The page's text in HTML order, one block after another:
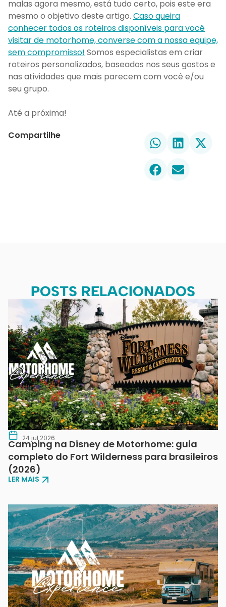
malas agora mesmo, está tudo certo, pois este era
mesmo o objetivo deste artigo. Caso queira
conhecer todos os roteiros disponíveis para você
visitar de motorhome, converse com a nossa equipe,
sem compromisso! Somos especialistas em criar
roteiros personalizados, baseados nos seus gostos e
nas atividades que mais parecem com você e/ou
seu grupo.
Até a próxima!
Compartilhe
POSTS RELACIONADOS
24 jul 2026
Camping na Disney de Motorhome: guia
completo do Fort Wilderness para brasileiros
(2026)
LER MAIS